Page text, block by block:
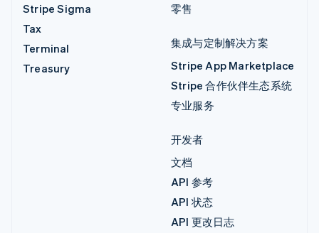
Stripe Sigma
Tax
Terminal
Treasury
零售
集成与定制解决方案
Stripe App Marketplace
Stripe 合作伙伴生态系统
专业服务
开发者
文档
API 参考
API 状态
API 更改日志